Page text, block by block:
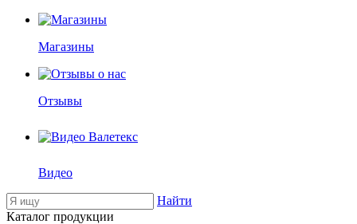
Магазины
Отзывы
Видео
Найти
Каталог продукции